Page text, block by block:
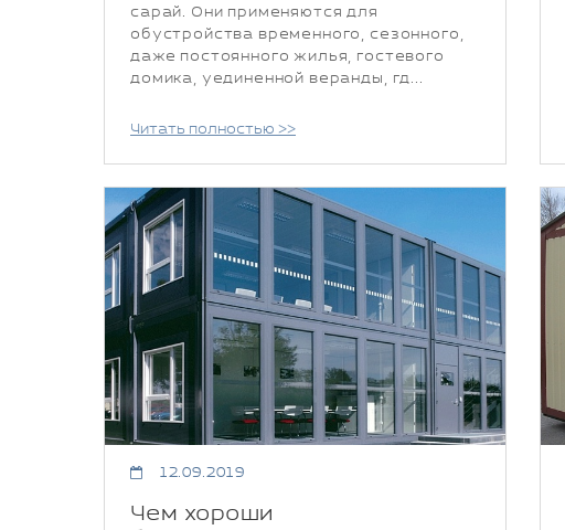
сарай. Они применяются для
обустройства временного, сезонного,
даже постоянного жилья, гостевого
домика, уединенной веранды, гд...
Читать полностью >>
12.09.2019
Чем хороши